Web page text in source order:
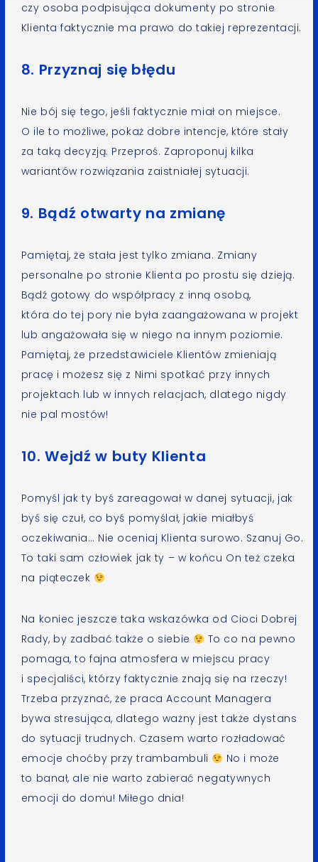
czy osoba podpisująca dokumenty po stronie
Klienta faktycznie ma prawo do takiej reprezentacji.
8. Przyznaj się błędu
Nie bój się tego, jeśli faktycznie miał on miejsce.
O ile to możliwe, pokaż dobre intencje, które stały
za taką decyzją. Przeproś. Zaproponuj kilka
wariantów rozwiązania zaistniałej sytuacji.
9. Bądź otwarty na zmianę
Pamiętaj, że stała jest tylko zmiana. Zmiany
personalne po stronie Klienta po prostu się dzieją.
Bądź gotowy do współpracy z inną osobą,
która do tej pory nie była zaangażowana w projekt
lub angażowała się w niego na innym poziomie.
Pamiętaj, że przedstawiciele Klientów zmieniają
pracę i możesz się z Nimi spotkać przy innych
projektach lub w innych relacjach, dlatego nigdy
nie pal mostów!
10. Wejdź w buty Klienta
Pomyśl jak ty byś zareagował w danej sytuacji, jak
byś się czuł, co byś pomyślał, jakie miałbyś
oczekiwania… Nie oceniaj Klienta surowo. Szanuj Go.
To taki sam człowiek jak ty – w końcu On też czeka
na piąteczek
Na koniec jeszcze taka wskazówka od Cioci Dobrej
Rady, by zadbać także o siebie
To co na pewno
pomaga, to fajna atmosfera w miejscu pracy
i specjaliści, którzy faktycznie znają się na rzeczy!
Trzeba przyznać, że praca Account Managera
bywa stresująca, dlatego ważny jest także dystans
do sytuacji trudnych. Czasem warto rozładować
emocje choćby przy trambambuli
No i może
to banał, ale nie warto zabierać negatywnych
emocji do domu! Miłego dnia!